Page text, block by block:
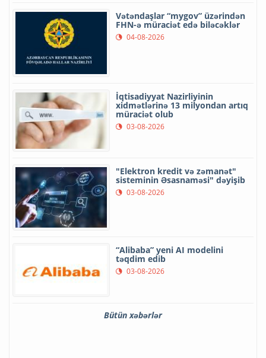
Vətəndaşlar “mygov” üzərindən
FHN-ə müraciət edə biləcəklər
04-08-2026
İqtisadiyyat Nazirliyinin
xidmətlərinə 13 milyondan artıq
müraciət olub
03-08-2026
"Elektron kredit və zəmanət"
sisteminin Əsasnaməsi" dəyişib
03-08-2026
“Alibaba” yeni AI modelini
təqdim edib
03-08-2026
Bütün xəbərlər